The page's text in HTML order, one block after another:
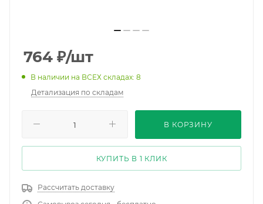
764 ₽/шт
В наличии на ВСЕХ складах: 8
Детализация по складам
В КОРЗИНУ
КУПИТЬ В 1 КЛИК
Рассчитать доставку